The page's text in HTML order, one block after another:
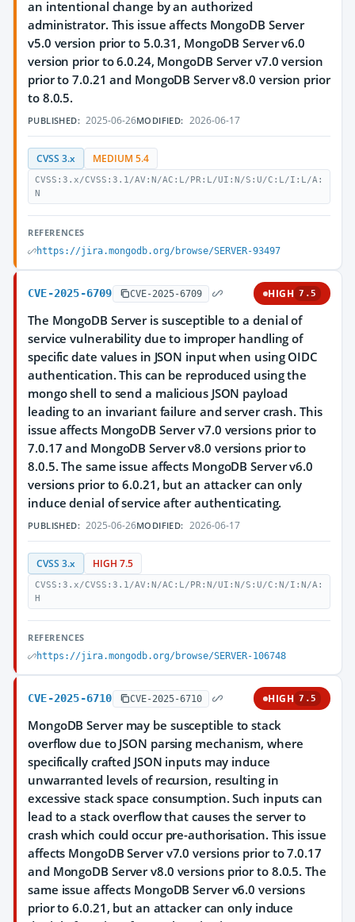
an intentional change by an authorized
administrator. This issue affects MongoDB Server
v5.0 version prior to 5.0.31, MongoDB Server v6.0
version prior to 6.0.24, MongoDB Server v7.0 version
prior to 7.0.21 and MongoDB Server v8.0 version prior
to 8.0.5.
PUBLISHED: 2025-06-26MODIFIED: 2026-06-17
CVSS 3.x MEDIUM 5.4
CVSS:3.x/CVSS:3.1/AV:N/AC:L/PR:L/UI:N/S:U/C:L/I:L/A:
N
REFERENCES
https://jira.mongodb.org/browse/SERVER-93497
CVE-2025-6709 CVE-2025-6709 HIGH 7.5
The MongoDB Server is susceptible to a denial of
service vulnerability due to improper handling of
specific date values in JSON input when using OIDC
authentication. This can be reproduced using the
mongo shell to send a malicious JSON payload
leading to an invariant failure and server crash. This
issue affects MongoDB Server v7.0 versions prior to
7.0.17 and MongoDB Server v8.0 versions prior to
8.0.5. The same issue affects MongoDB Server v6.0
versions prior to 6.0.21, but an attacker can only
induce denial of service after authenticating.
PUBLISHED: 2025-06-26MODIFIED: 2026-06-17
CVSS 3.x HIGH 7.5
CVSS:3.x/CVSS:3.1/AV:N/AC:L/PR:N/UI:N/S:U/C:N/I:N/A:
H
REFERENCES
https://jira.mongodb.org/browse/SERVER-106748
CVE-2025-6710 CVE-2025-6710 HIGH 7.5
MongoDB Server may be susceptible to stack
overflow due to JSON parsing mechanism, where
specifically crafted JSON inputs may induce
unwarranted levels of recursion, resulting in
excessive stack space consumption. Such inputs can
lead to a stack overflow that causes the server to
crash which could occur pre-authorisation. This issue
affects MongoDB Server v7.0 versions prior to 7.0.17
and MongoDB Server v8.0 versions prior to 8.0.5. The
same issue affects MongoDB Server v6.0 versions
prior to 6.0.21, but an attacker can only induce